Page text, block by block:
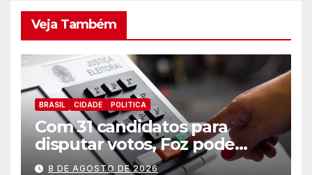
Veja Também
BRASIL CIDADE POLITICA
Com 31 candidatos para
disputar votos, Foz pode
perder representatividade
8 DE AGOSTO DE 2026